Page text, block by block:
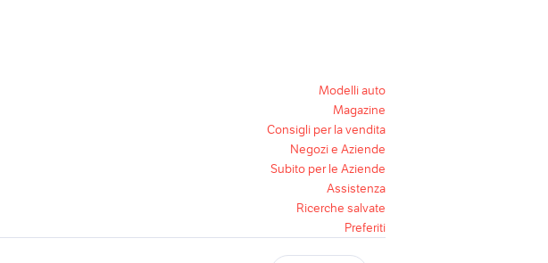
Modelli auto
Magazine
Consigli per la vendita
Negozi e Aziende
Subito per le Aziende
Assistenza
Ricerche salvate
Preferiti